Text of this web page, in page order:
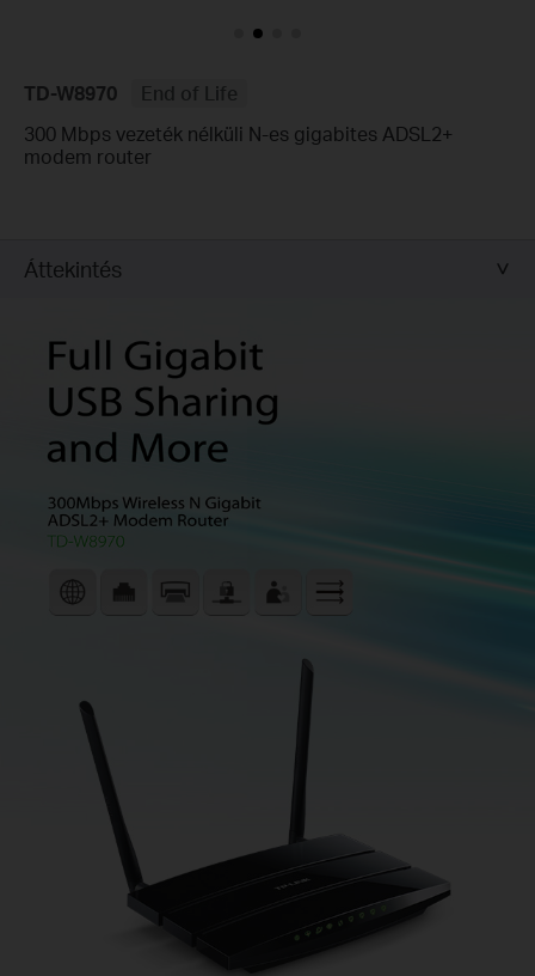
TD-W8970
End of Life
300 Mbps vezeték nélküli N-es gigabites ADSL2+
modem router
Áttekintés